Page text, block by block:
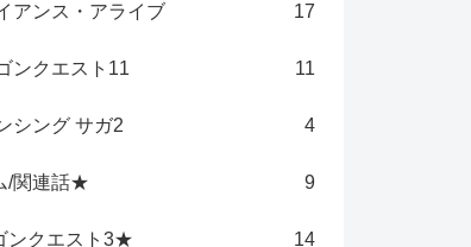
アンス・アライブ 17
ンクエスト11 11
シング サガ2 4
/関連話★ 9
ンクエスト3★ 14